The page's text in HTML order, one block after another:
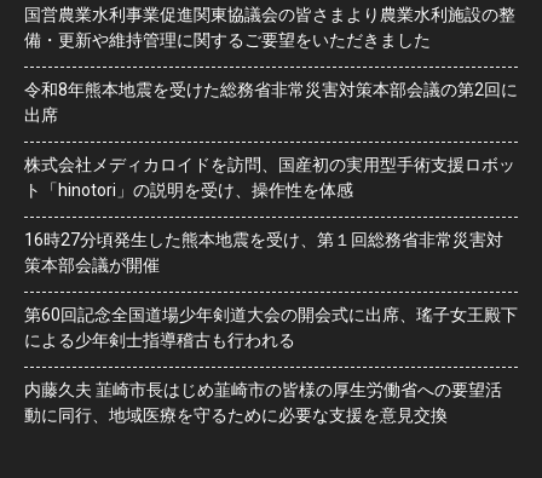
国営農業水利事業促進関東協議会の皆さまより農業水利施設の整
備・更新や維持管理に関するご要望をいただきました
令和8年熊本地震を受けた総務省非常災害対策本部会議の第2回に
出席
株式会社メディカロイドを訪問、国産初の実用型手術支援ロボッ
ト「hinotori」の説明を受け、操作性を体感
16時27分頃発生した熊本地震を受け、第１回総務省非常災害対
策本部会議が開催
第60回記念全国道場少年剣道大会の開会式に出席、瑤子女王殿下
による少年剣士指導稽古も行われる
内藤久夫 韮崎市長はじめ韮崎市の皆様の厚生労働省への要望活
動に同行、地域医療を守るために必要な支援を意見交換